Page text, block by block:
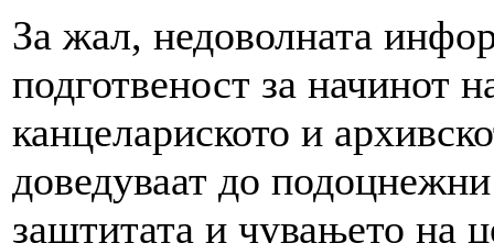
За жал, недоволната
подготвеност за начинот
канцелариското и
доведуваат до
заштитата и чувањето на